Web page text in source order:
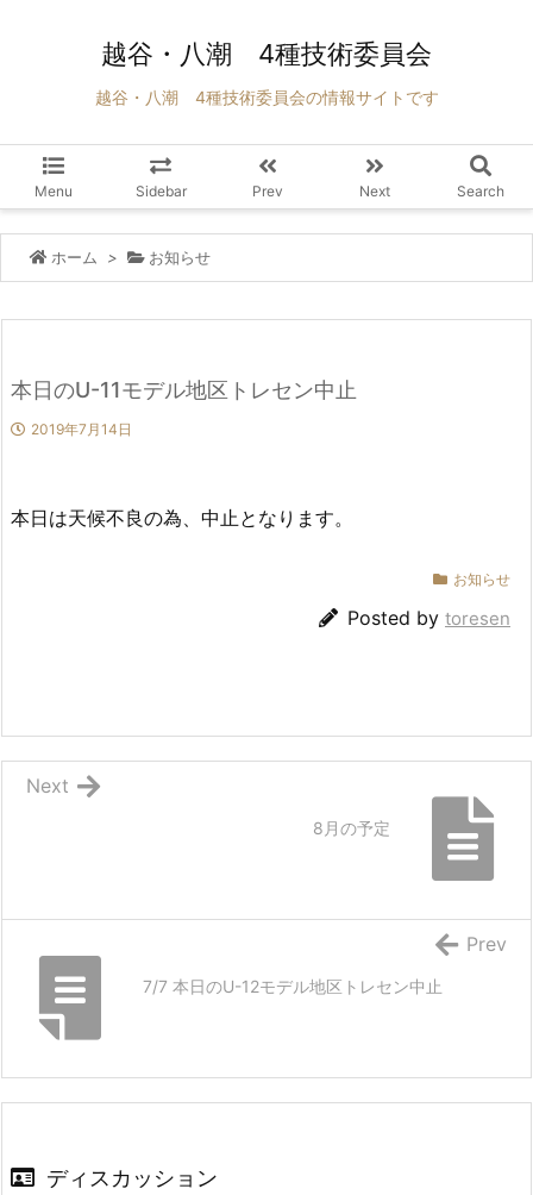
越谷・八潮 4種技術委員会
越谷・八潮 4種技術委員会の情報サイトです
Menu Sidebar Prev Next Search
ホーム > お知らせ
本日のU-11モデル地区トレセン中止
2019年7月14日
本日は天候不良の為、中止となります。
お知らせ
Posted by toresen
8月の予定
Next
7/7 本日のU-12モデル地区トレセン中止
Prev
ディスカッション